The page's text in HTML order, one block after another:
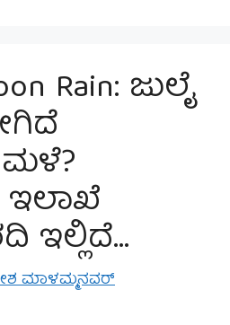
Rain: ಜುಲೈ
ಮಳೆ?
ಇಲ್ಲಿದೆ…
ಮಾಳಮ್ಮನವರ್